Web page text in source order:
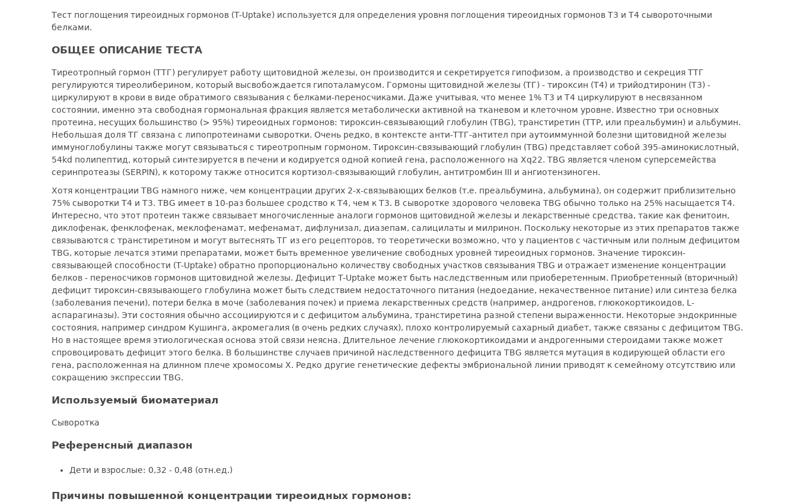
Тест поглощения тиреоидныx гормонов (T-Uptake) используется для определения уровня поглощения тиреоидных гормонов Т3 и Т4 сывороточными
белками.
ОБЩЕЕ ОПИСАНИЕ ТЕСТА
Тиреотропный гормон (ТТГ) регулирует работу щитовидной железы, он производится и секретируется гипофизом, а производство и секреция ТТГ
регулируются тиреолиберином, который высвобождается гипоталамусом. Гормоны щитовидной железы (ТГ) - тироксин (Т4) и трийодтиронин (Т3) -
циркулируют в крови в виде обратимого связывания с белками-переносчиками. Даже учитывая, что менее 1% T3 и T4 циркулируют в несвязанном
состоянии, именно эта свободная гормональная фракция является метаболически активной на тканевом и клеточном уровне. Известно три основных
протеина, несущих большинство (> 95%) тиреоидных гормонов: тироксин-связывающий глобулин (TBG), транстиретин (ТТР, или преальбумин) и альбумин.
Небольшая доля ТГ связана с липопротеинами сыворотки. Очень редко, в контексте анти-ТТГ-антител при аутоиммунной болезни щитовидной железы
иммуноглобулины также могут связываться с тиреотропным гормоном. Тироксин-связывающий глобулин (TBG) представляет собой 395-аминокислотный,
54kd полипептид, который синтезируется в печени и кодируется одной копией гена, расположенного на Xq22. TBG является членом суперсемейства
серинпротеазы (SERPIN), к которому также относится кортизол-связывающий глобулин, антитромбин III и ангиотензиноген.
Хотя концентрации TBG намного ниже, чем концентрации других 2-х-связывающих белков (т.е. преальбумина, альбумина), он содержит приблизительно
75% сыворотки Т4 и Т3. TBG имеет в 10-раз большее сродство к T4, чем к T3. В сыворотке здорового человека TBG обычно только на 25% насыщается Т4.
Интересно, что этот протеин также связывает многочисленные аналоги гормонов щитовидной железы и лекарственные средства, такие как фенитоин,
диклофенак, фенклофенак, меклофенамат, мефенамат, дифлунизал, диазепам, салицилаты и милринон. Поскольку некоторые из этих препаратов также
связываются с транстиретином и могут вытеснять ТГ из его рецепторов, то теоретически возможно, что у пациентов с частичным или полным дефицитом
TBG, которые лечатся этими препаратами, может быть временное увеличение свободных уровней тиреоидных гормонов. Значение тироксин-
связывающей способности (T-Uptake) обратно пропорционально количеству свободных участков связывания TBG и отражает изменение концентрации
белков - переносчиков гормонов щитовидной железы. Дефицит T-Uptake может быть наследственным или приоберетенным. Приобретенный (вторичный)
дефицит тироксин-связывающего глобулина может быть следствием недостаточного питания (недоедание, некачественное питание) или синтеза белка
(заболевания печени), потери белка в моче (заболевания почек) и приема лекарственных средств (например, андрогенов, глюкокортикоидов, L-
аспарагиназы). Эти состояния обычно ассоциируются и с дефицитом альбумина, транстиретина разной степени выраженности. Некоторые эндокринные
состояния, например синдром Кушинга, акромегалия (в очень редких случаях), плохо контролируемый сахарный диабет, также связаны с дефицитом TBG.
Но в настоящее время этиологическая основа этой связи неясна. Длительное лечение глюкокортикоидами и андрогенными стероидами также может
спровоцировать дефицит этого белка. В большинстве случаев причиной наследственного дефицита TBG является мутация в кодирующей области его
гена, расположенная на длинном плече хромосомы X. Редко другие генетические дефекты эмбриональной линии приводят к семейному отсутствию или
сокращению экспрессии TBG.
Используемый биоматериал
Сыворотка
Референсный диапазон
Дети и взрослые: 0,32 - 0,48 (отн.ед.)
Причины повышенной концентрации тиреоидных гормонов: